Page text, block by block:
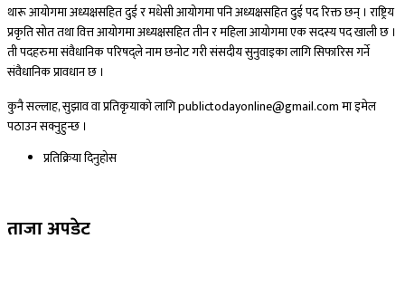
थारू आयोगमा अध्यक्षसहित दुई र मधेसी आयोगमा पनि अध्यक्षसहित दुई पद रिक्त छन् । राष्ट्रिय
प्रकृति सोत तथा वित्त आयोगमा अध्यक्षसहित तीन र महिला आयोगमा एक सदस्य पद खाली छ ।
ती पदहरुमा संवैधानिक परिषद्ले नाम छनोट गरी संसदीय सुनुवाइका लागि सिफारिस गर्ने
संवैधानिक प्रावधान छ ।
कुनै सल्लाह, सुझाव वा प्रतिकृयाको लागि publictodayonline@gmail.com मा इमेल
पठाउन सक्नुहुन्छ ।
प्रतिक्रिया दिनुहोस​
ताजा अपडेट